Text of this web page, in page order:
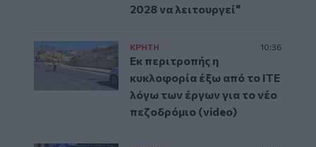
2028 να λειτουργεί"
ΚΡΗΤΗ 10:36
Εκ περιτροπής η
κυκλοφορία έξω από το ΙΤΕ
λόγω των έργων για το νέο
πεζοδρόμιο (video)